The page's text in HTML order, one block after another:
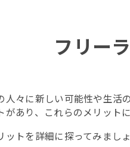
フリー
々に新しい可能性や生活
あり、これらのメリット
トを詳細に探ってみましょ